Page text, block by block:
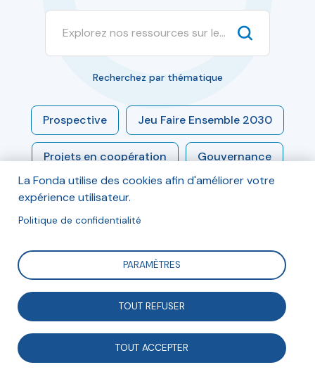
Recherchez par thématique
Prospective Jeu Faire Ensemble 2030
Projets en coopération Gouvernance
Engagement Modèles socio-économiques
Enjeux sociétaux
Associations et démocratie
La Fonda utilise des cookies afin d'améliorer votre
expérience utilisateur.
Politique de confidentialité
PARAMÈTRES
TOUT REFUSER
TOUT ACCEPTER